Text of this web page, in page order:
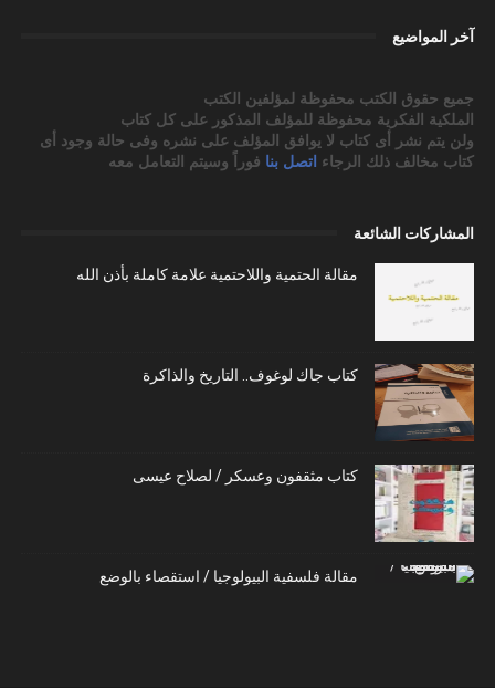
آخر المواضيع
جميع حقوق الكتب محفوظة لمؤلفين الكتب
الملكية الفكرية محفوظة للمؤلف المذكور على كل كتاب
ولن يتم نشر أى كتاب لا يوافق المؤلف على نشره وفى حالة وجود أى
كتاب مخالف ذلك الرجاء اتصل بنا فوراً وسيتم التعامل معه
المشاركات الشائعة
مقالة الحتمية واللاحتمية علامة كاملة بأذن الله
كتاب جاك لوغوف.. التاريخ والذاكرة
كتاب مثقفون وعسكر / لصلاح عيسى
مقالة فلسفية البيولوجيا / استقصاء بالوضع